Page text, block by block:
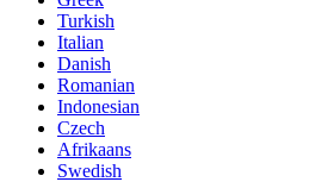
Turkish
Italian
Danish
Romanian
Indonesian
Czech
Afrikaans
Swedish